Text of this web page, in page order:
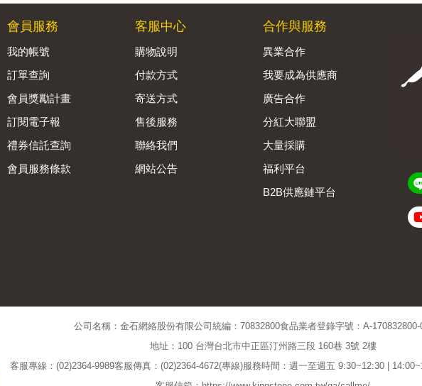
會員服務
我的帳號
訂單查詢
會員獎勵計畫
訂閱電子報
禮券信託查詢
會員服務條款
客服中心
購物說明
付款方式
寄送方式
售後服務
聯絡我們
網站公告
合作與服務
異業合作
我要成為供應商
廣告合作
分紅大聯盟
大量採購
福利平台
B2B供應鏈平台
公司名稱：金石網絡股份有限公司 統編：70832800食品業者登錄字號：A-170832800-
地址：100 台灣台北市中正區汀州路三段 160巷 3號 2樓
客服專線：(02)2364-9989客服傳真：(02)2364-4672(專線)服務時間：週一至週五 9:30~12:30 |